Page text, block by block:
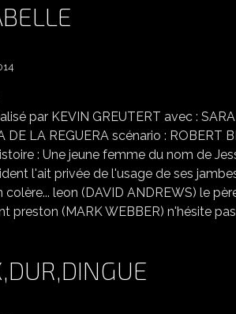
par KEVIN GREUTERT avec :
DE LA REGUERA scénario : ROBERT
: Une jeune femme du nom de
l'ait privée de l'usage de ses
colère... leon (DAVID ANDREWS) le
preston (MARK WEBBER) n'hésite